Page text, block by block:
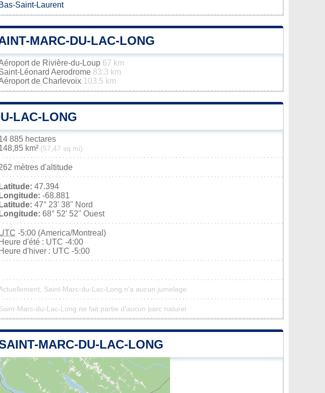
Bas-Saint-Laurent
MARC-DU-LAC-LONG
de Rivière-du-Loup 67 km
Léonard Aerodrome 83.3 km
de Charlevoix 103.5 km
LAC-LONG
885 hectares
km² (57,47 sq mi)
mètres d'altitude
Latitude: 47.394
Longitude: -68.881
Latitude: 47° 23' 38'' Nord
Longitude: 68° 52' 52'' Ouest
-5:00 (America/Montreal)
Heure d'été : UTC -4:00
Heure d'hiver : UTC -5:00
Saint-Marc-du-Lac-Long n'a aucun jumelage
Marc-du-Lac-Long ne fait partie d'aucun parc naturel
MARC-DU-LAC-LONG